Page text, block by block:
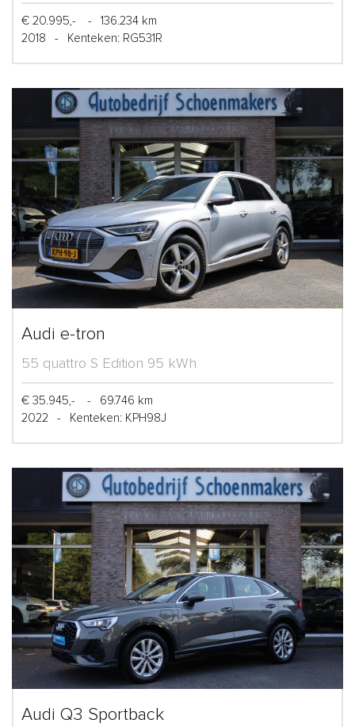
€ 20.995,- -
136.234 km
2018
- Kenteken: RG531R
Audi e-tron
55 quattro S Edition 95 kWh
€ 35.945,- -
69.746 km
2022
- Kenteken: KPH98J
Audi Q3 Sportback